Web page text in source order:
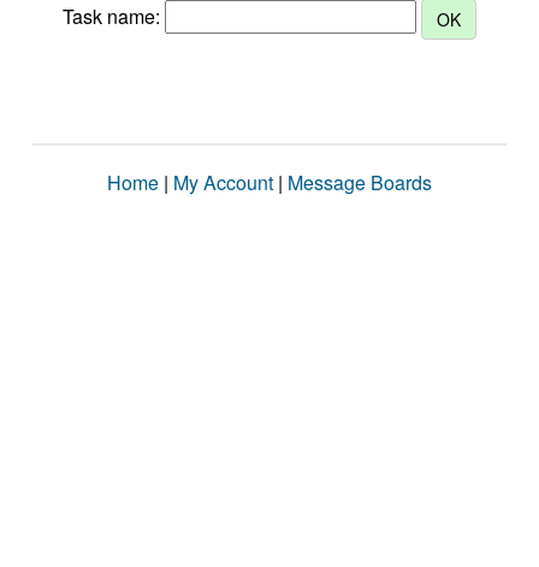
Task name:
Home | My Account | Message Boards